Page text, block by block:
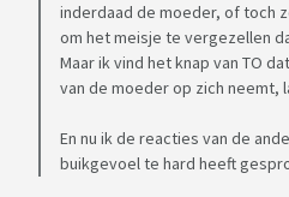
inderdaad de moeder, of toch
om het meisje te vergezellen
Maar ik vind het knap van TO
van de moeder op zich neemt,
En nu ik de reacties van de
buikgevoel te hard heeft